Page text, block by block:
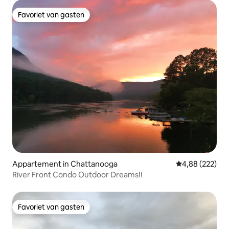
Favoriet van gasten
Favoriet van gasten
Appartement in Chattanooga Gemiddelde
4,88 (222)
River Front Condo Outdoor Dreams!!
Favoriet van gasten
Favoriet van gasten